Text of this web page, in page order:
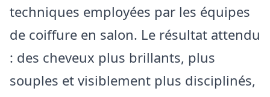
techniques employées par les équipes
de coiffure en salon. Le résultat attendu
: des cheveux plus brillants, plus
souples et visiblement plus disciplinés,